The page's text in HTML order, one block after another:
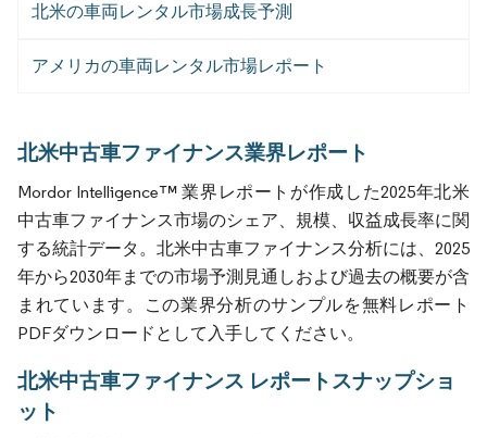
北米の車両レンタル市場成長予測
アメリカの車両レンタル市場レポート
北米中古車ファイナンス業界レポート
Mordor Intelligence™ 業界レポートが作成した2025年北米
中古車ファイナンス市場のシェア、規模、収益成長率に関
する統計データ。北米中古車ファイナンス分析には、2025
年から2030年までの市場予測見通しおよび過去の概要が含
まれています。この業界分析のサンプルを無料レポート
PDFダウンロードとして入手してください。
北米中古車ファイナンス レポートスナップショ
ット